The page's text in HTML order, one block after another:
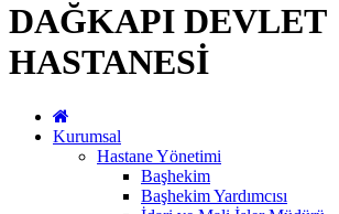
DAĞKAPI DEVLET
HASTANESİ
Kurumsal
Hastane Yönetimi
Başhekim
Başhekim Yardımcısı